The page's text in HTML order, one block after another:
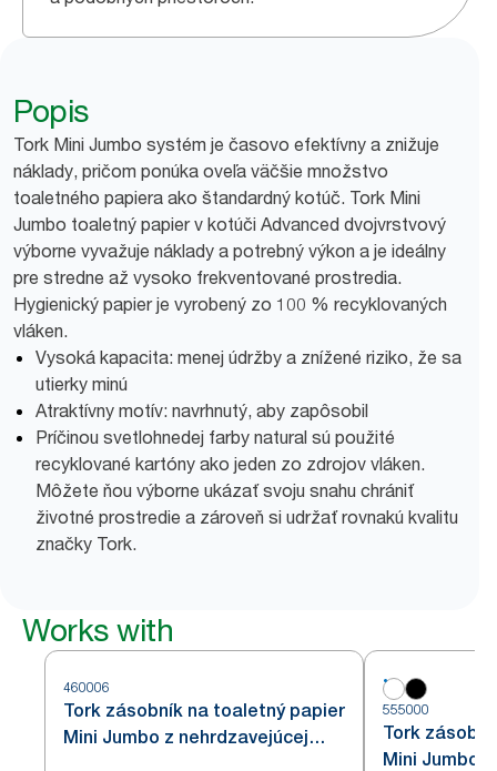
Popis
Tork Mini Jumbo systém je časovo efektívny a znižuje
náklady, pričom ponúka oveľa väčšie množstvo
toaletného papiera ako štandardný kotúč. Tork Mini
Jumbo toaletný papier v kotúči Advanced dvojvrstvový
výborne vyvažuje náklady a potrebný výkon a je ideálny
pre stredne až vysoko frekventované prostredia.
Hygienický papier je vyrobený zo 100 % recyklovaných
vláken.
Vysoká kapacita: menej údržby a znížené riziko, že sa
utierky minú
Atraktívny motív: navrhnutý, aby zapôsobil
Príčinou svetlohnedej farby natural sú použité
recyklované kartóny ako jeden zo zdrojov vláken.
Môžete ňou výborne ukázať svoju snahu chrániť
životné prostredie a zároveň si udržať rovnakú kvalitu
značky Tork.
Works with
460006
Tork zásobník na toaletný papier
Mini Jumbo z nehrdzavejúcej
555000
Tork
Mini Jumbo,